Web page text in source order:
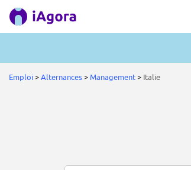
Emploi>Alternances> Management> Italie